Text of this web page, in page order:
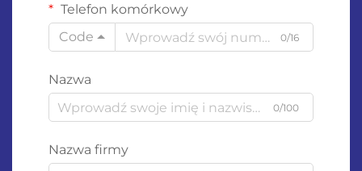
Telefon komórkowy
Code
0/16
Nazwa
0/100
Nazwa firmy